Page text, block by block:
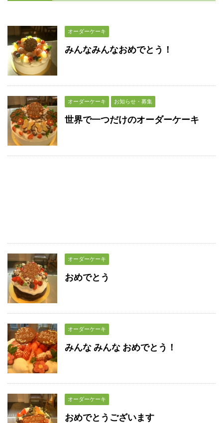
オーダーケーキ
みんなみんなおめでとう！
オーダーケーキ お知らせ・募集
世界で一つだけのオーダーケーキ
オーダーケーキ
おめでとう
オーダーケーキ
みんな みんな おめでとう！
オーダーケーキ
おめでとうございます